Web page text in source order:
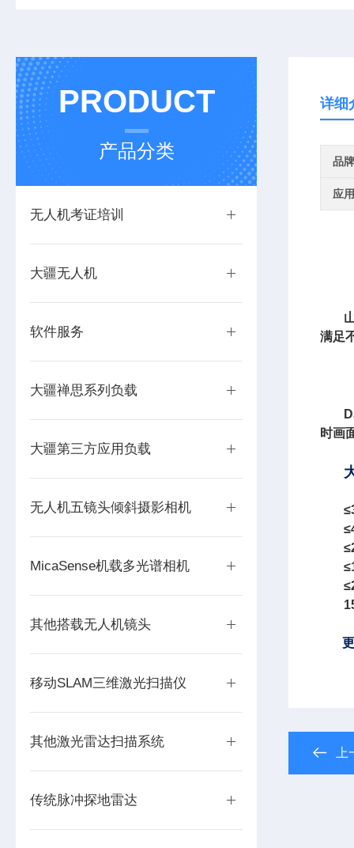
PRODUCT
产品分类
无人机考证培训
大疆无人机
软件服务
大疆禅思系列负载
大疆第三方应用负载
无人机五镜头倾斜摄影相机
MicaSense机载多光谱相机
其他搭载无人机镜头
移动SLAM三维激光扫描仪
其他激光雷达扫描系统
传统脉冲探地雷达
详细
品牌
应
满足
时画
≤
≤
≤
≤